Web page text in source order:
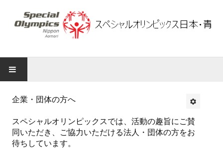
スペシャルオリンピックス日本・青森
知る
スペシャルオリンピックスについて
企業・団体の方へ
スペシャルオリンピックスでは、活動の趣旨にご賛
同いただき、ご協力いただける法人・団体の方をお
待ちしています。